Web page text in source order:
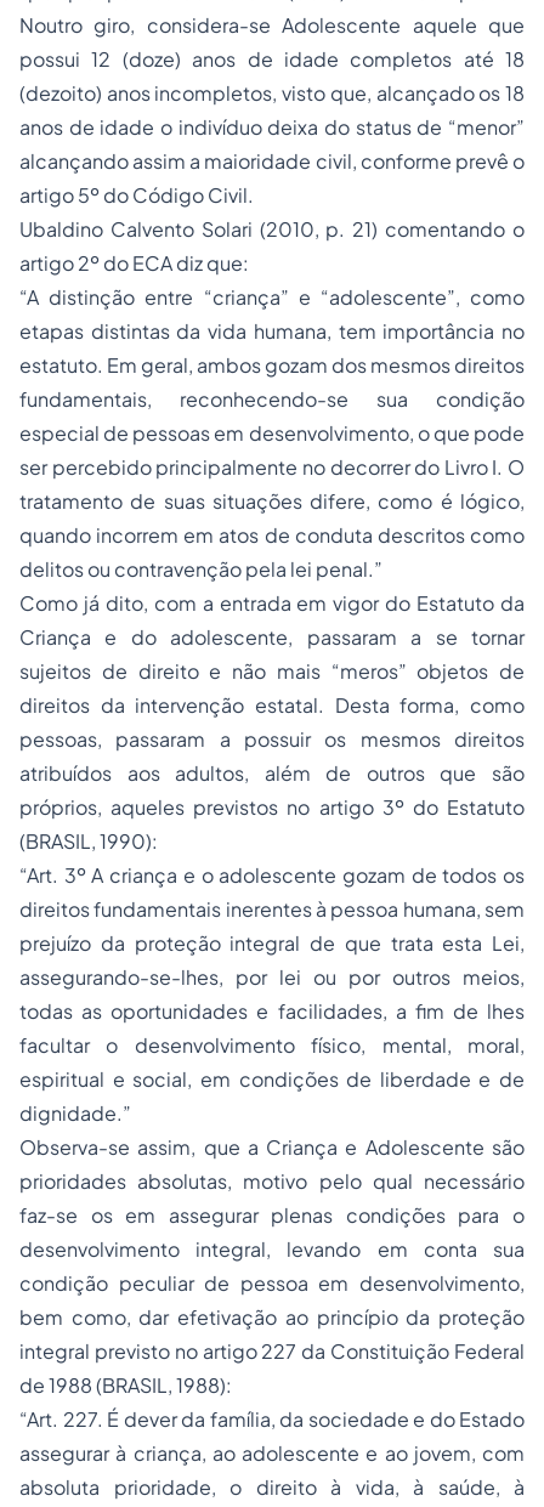
Noutro giro, considera-se Adolescente aquele que
possui 12 (doze) anos de idade completos até 18
(dezoito) anos incompletos, visto que, alcançado os 18
anos de idade o indivíduo deixa do status de “menor”
alcançando assim a maioridade civil, conforme prevê o
artigo 5º do Código Civil.
Ubaldino Calvento Solari (2010, p. 21) comentando o
artigo 2º do ECA diz que:
“A distinção entre “criança” e “adolescente”, como
etapas distintas da vida humana, tem importância no
estatuto. Em geral, ambos gozam dos mesmos direitos
fundamentais, reconhecendo-se sua condição
especial de pessoas em desenvolvimento, o que pode
ser percebido principalmente no decorrer do Livro I. O
tratamento de suas situações difere, como é lógico,
quando incorrem em atos de conduta descritos como
delitos ou contravenção pela lei penal.”
Como já dito, com a entrada em vigor do Estatuto da
Criança e do adolescente, passaram a se tornar
sujeitos de direito e não mais “meros” objetos de
direitos da intervenção estatal. Desta forma, como
pessoas, passaram a possuir os mesmos direitos
atribuídos aos adultos, além de outros que são
próprios, aqueles previstos no artigo 3º do Estatuto
(BRASIL, 1990):
“Art. 3º A criança e o adolescente gozam de todos os
direitos fundamentais inerentes à pessoa humana, sem
prejuízo da proteção integral de que trata esta Lei,
assegurando-se-lhes, por lei ou por outros meios,
todas as oportunidades e facilidades, a fim de lhes
facultar o desenvolvimento físico, mental, moral,
espiritual e social, em condições de liberdade e de
dignidade.”
Observa-se assim, que a Criança e Adolescente são
prioridades absolutas, motivo pelo qual necessário
faz-se os em assegurar plenas condições para o
desenvolvimento integral, levando em conta sua
condição peculiar de pessoa em desenvolvimento,
bem como, dar efetivação ao princípio da proteção
integral previsto no artigo 227 da Constituição Federal
de 1988 (BRASIL, 1988):
“Art. 227. É dever da família, da sociedade e do Estado
assegurar à criança, ao adolescente e ao jovem, com
absoluta prioridade, o direito à vida, à saúde, à